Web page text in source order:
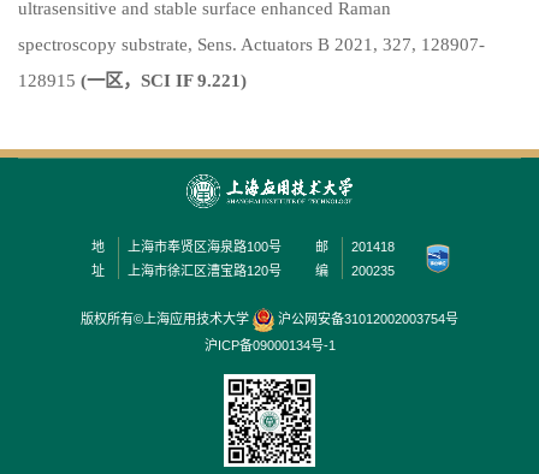
ultrasensitive and stable surface enhanced Raman
spectroscopy substrate, Sens. Actuators B 2021, 327, 128907-
128915 (一区， SCI IF 9.221)
地
址
上海市奉贤区海泉路100号
上海市徐汇区漕宝路120号
邮
编
201418
200235
版权所有©上海应用技术大学
沪公网安备31012002003754号
沪ICP备09000134号-1